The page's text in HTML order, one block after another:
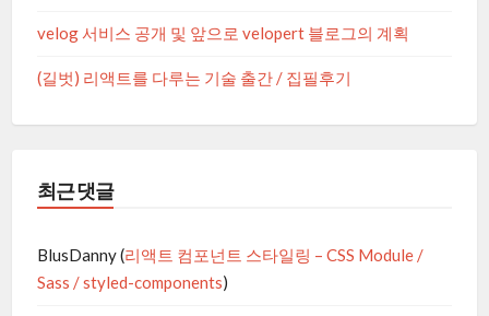
velog 서비스 공개 및 앞으로 velopert 블로그의 계획
(길벗) 리액트를 다루는 기술 출간 / 집필후기
최근 댓글
BlusDanny(리액트 컴포넌트 스타일링 – CSS Module /
Sass / styled-components)